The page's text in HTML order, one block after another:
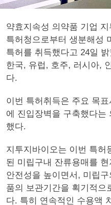
약효지속성 의약품 기업
특허청으로부터 생분해성
특허를 취득했다고 24일
한국, 유럽, 호주, 러시아,
다.
이번 특허취득은 주요 목
에 진입장벽을 구축했다는
했다.
지투지바이오는 이번 특허
된 미립구내 잔류용매를
안전성을 높이면서, 미립
품의 보관기간을 획기적으
다. 특히 연속적인 수용액